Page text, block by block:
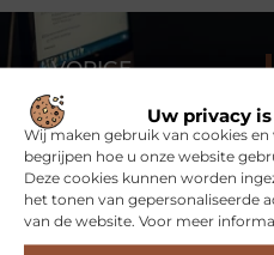
Uw privacy
Wij maken gebruik van cookies
begrijpen hoe u onze website
Deze cookies kunnen worden
het tonen van gepersonaliseerde
van de website. Voor meer
VORIGE